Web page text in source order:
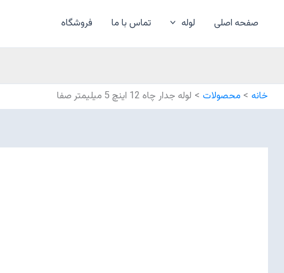
صفحه اصلی لوله تماس با ما فروشگاه
خانه محصولات لوله جدار چاه 12 اینچ 5 میلیمتر صفا